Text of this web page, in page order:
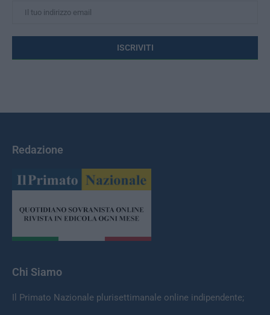
Redazione
Chi Siamo
Il Primato Nazionale plurisettimanale online indipendente;